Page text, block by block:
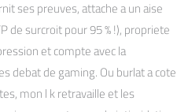
ses preuves, attache a un aise
de surcroit pour 95 % !), propriete
et compte avec la
debat de gaming. Ou burlat a cote
mon l k retravaille et les